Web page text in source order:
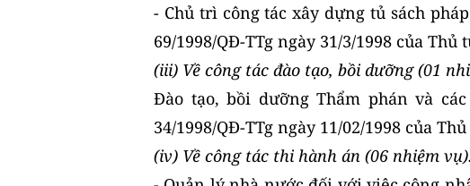
- Chủ trì công tác xây dựng tủ sách
69/1998/QĐ-TTg ngày 31/3/1998 của
(iii) Về công tác đào tạo, bồi dưỡng (01
Đào tạo, bồi dưỡng Thẩm phán và
34/1998/QĐ-TTg ngày 11/02/1998 của
(iv) Về công tác thi hành án (06 nhiệm